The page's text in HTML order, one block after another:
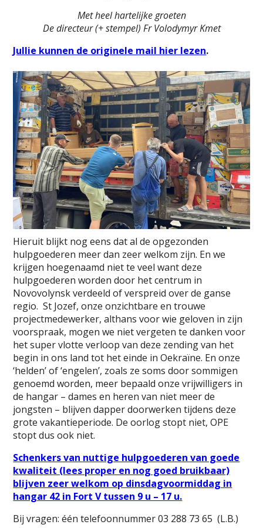
Met heel hartelijke groeten
De directeur (+ stempel) Fr Volodymyr Kmet
Jullie kunnen de originele mail hier lezen.
Hieruit blijkt nog eens dat al de opgezonden
hulpgoederen meer dan zeer welkom zijn. En we
krijgen hoegenaamd niet te veel want deze
hulpgoederen worden door het centrum in
Novovolynsk verdeeld of verspreid over de ganse
regio. St Jozef, onze onzichtbare en trouwe
projectmedewerker, althans voor wie geloven in zijn
voorspraak, mogen we niet vergeten te danken voor
het super vlotte verloop van deze zending van het
begin in ons land tot het einde in Oekraïne. En onze
‘helden’ of ‘engelen’, zoals ze soms door sommigen
genoemd worden, meer bepaald onze vrijwilligers in
de hangar – dames en heren van niet meer de
jongsten – blijven dapper doorwerken tijdens deze
grote vakantieperiode. De oorlog stopt niet, OPE
stopt dus ook niet.
Schenkers van nuttige hulpgoederen van goede
kwaliteit (lees proper en nog goed bruikbaar)
blijven zeer welkom op dinsdagvoormiddag in
hangar 42 in Fort V tussen 9 u – 17 u.
Bij vragen: één telefoonnummer 03 288 73 65 (L.B.)